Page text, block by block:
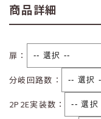
商品詳細
扉：
分岐回路数：
2P2E実装数：